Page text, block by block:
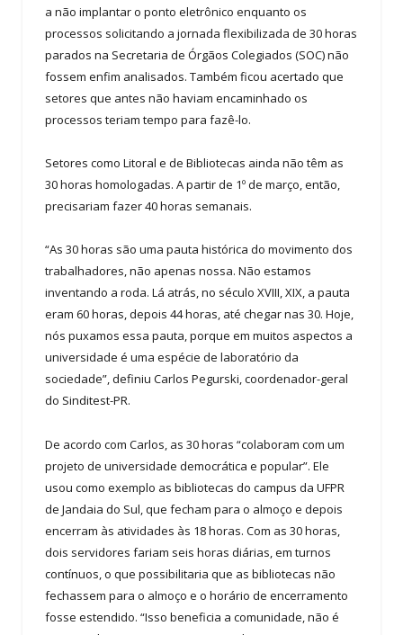
a não implantar o ponto eletrônico enquanto os
processos solicitando a jornada flexibilizada de 30 horas
parados na Secretaria de Órgãos Colegiados (SOC) não
fossem enfim analisados. Também ficou acertado que
setores que antes não haviam encaminhado os
processos teriam tempo para fazê-lo.
Setores como Litoral e de Bibliotecas ainda não têm as
30 horas homologadas. A partir de 1º de março, então,
precisariam fazer 40 horas semanais.
“As 30 horas são uma pauta histórica do movimento dos
trabalhadores, não apenas nossa. Não estamos
inventando a roda. Lá atrás, no século XVIII, XIX, a pauta
eram 60 horas, depois 44 horas, até chegar nas 30. Hoje,
nós puxamos essa pauta, porque em muitos aspectos a
universidade é uma espécie de laboratório da
sociedade”, definiu Carlos Pegurski, coordenador-geral
do Sinditest-PR.
De acordo com Carlos, as 30 horas “colaboram com um
projeto de universidade democrática e popular”. Ele
usou como exemplo as bibliotecas do campus da UFPR
de Jandaia do Sul, que fecham para o almoço e depois
encerram às atividades às 18 horas. Com as 30 horas,
dois servidores fariam seis horas diárias, em turnos
contínuos, o que possibilitaria que as bibliotecas não
fechassem para o almoço e o horário de encerramento
fosse estendido. “Isso beneficia a comunidade, não é